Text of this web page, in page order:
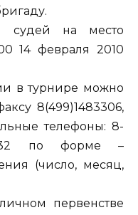
судей на место
14 февраля 2010
в турнире можно
8(499)1483306,
телефоны: 8-
по форме –
(число, месяц,
первенстве